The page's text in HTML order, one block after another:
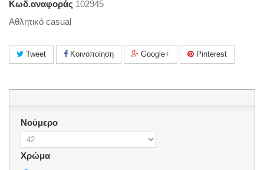
Κωδ.αναφοράς 102945
Αθλητικό casual
Tweet Κοινοποίηση Google+ Pinterest
Νούμερο
Χρώμα